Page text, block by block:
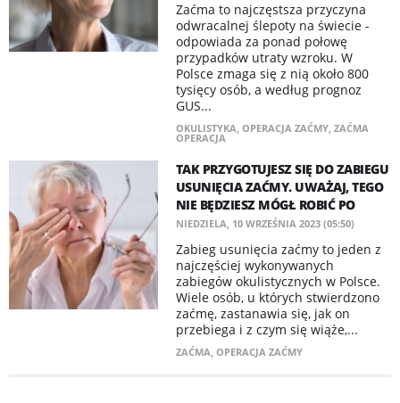
Zaćma to najczęstsza przyczyna
odwracalnej ślepoty na świecie -
odpowiada za ponad połowę
przypadków utraty wzroku. W
Polsce zmaga się z nią około 800
tysięcy osób, a według prognoz
GUS...
OKULISTYKA, OPERACJA ZAĆMY, ZAĆMA
OPERACJA
TAK PRZYGOTUJESZ SIĘ DO ZABIEGU
USUNIĘCIA ZAĆMY. UWAŻAJ, TEGO
NIE BĘDZIESZ MÓGŁ ROBIĆ PO
NIEDZIELA, 10 WRZEŚNIA 2023 (05:50)
Zabieg usunięcia zaćmy to jeden z
najczęściej wykonywanych
zabiegów okulistycznych w Polsce.
Wiele osób, u których stwierdzono
zaćmę, zastanawia się, jak on
przebiega i z czym się wiąże,...
ZAĆMA, OPERACJA ZAĆMY